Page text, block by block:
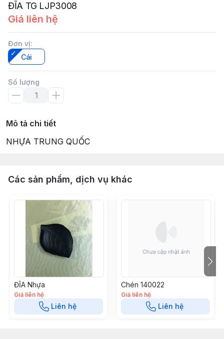
ĐĨA TG LJP3008
Giá liên hệ
Đơn vị:
Cái
Số lượng
Mô tả chi tiết
NHỰA TRUNG QUỐC
Các sản phẩm, dịch vụ khác
ĐĨA Nhựa
Giá liên hệ
Liên hệ
Chén 140022
Giá liên hệ
Liên hệ